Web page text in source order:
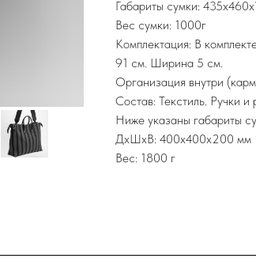
Габариты сумки:
Вес сумки: 1000г
Комплектация: В
91 см. Ширина 5 см.
Организация внутри
Состав: Текстиль. Ручки
Ниже указаны габариты
ДxШxВ: 400x400x200 мм
Вес: 1800 г